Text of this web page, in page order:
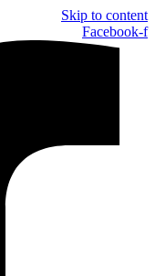
Skip to content
Facebook-f